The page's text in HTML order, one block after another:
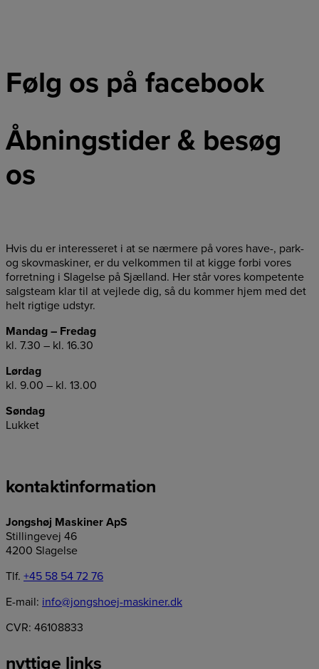
Følg os på facebook
Åbningstider & besøg
os
Hvis du er interesseret i at se nærmere på vores have-, park-
og skovmaskiner, er du velkommen til at kigge forbi vores
forretning i Slagelse på Sjælland. Her står vores kompetente
salgsteam klar til at vejlede dig, så du kommer hjem med det
helt rigtige udstyr.
Mandag – Fredag
kl. 7.30 – kl. 16.30
Lørdag
kl. 9.00 – kl. 13.00
Søndag
Lukket
kontaktinformation
Jongshøj Maskiner ApS
Stillingevej 46
4200 Slagelse
Tlf. +45 58 54 72 76
E-mail: info@jongshoej-maskiner.dk
CVR: 46108833
nyttige links